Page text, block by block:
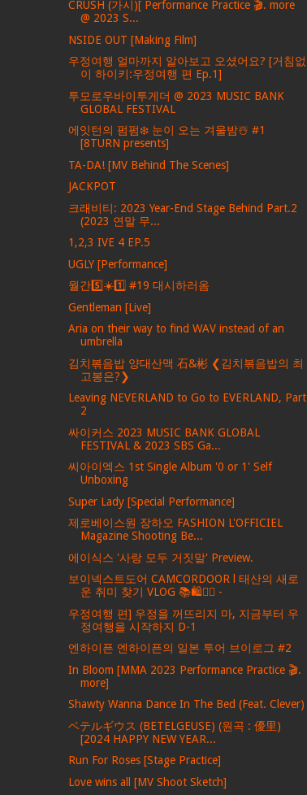
CRUSH (가시)[ Performance Practice 🎬. more
@ 2023 S...
NSIDE OUT [Making Film]
우정여행 얼마까지 알아보고 오셨어요? [거침없
이 하이키:우정여행 편 Ep.1]
투모로우바이투게더 @ 2023 MUSIC BANK
GLOBAL FESTIVAL
에잇턴의 펌펌❄️ 눈이 오는 겨울밤☃️ #1
[8TURN presents]
TA-DA! [MV Behind The Scenes]
JACKPOT
크래비티: 2023 Year-End Stage Behind Part.2
(2023 연말 무...
1,2,3 IVE 4 EP.5
UGLY [Performance]
월간5️⃣☀️1️⃣ #19 대시하러옴
Gentleman [Live]
Aria on their way to find WAV instead of an
umbrella
김치볶음밥 양대산맥 石&彬 ❮김치볶음밥의 최
고봉은?❯
Leaving NEVERLAND to Go to EVERLAND, Part
2
싸이커스 2023 MUSIC BANK GLOBAL
FESTIVAL & 2023 SBS Ga...
씨아이엑스 1st Single Album '0 or 1' Self
Unboxing
Super Lady [Special Performance]
제로베이스원 장하오 FASHION L'OFFICIEL
Magazine Shooting Be...
에이식스 '사랑 모두 거짓말' Preview.
보이넥스트도어 CAMCORDOOR l 태산의 새로
운 취미 찾기 VLOG 📚🛍️🏄‍♂️ -
우정여행 편] 우정을 꺼뜨리지 마, 지금부터 우
정여행을 시작하지 D-1
엔하이픈 엔하이픈의 일본 투어 브이로그 #2
In Bloom [MMA 2023 Performance Practice 🎬.
more]
Shawty Wanna Dance In The Bed (Feat. Clever)
ベテルギウス (BETELGEUSE) (원곡 : 優里)
[2024 HAPPY NEW YEAR...
Run For Roses [Stage Practice]
Love wins all [MV Shoot Sketch]